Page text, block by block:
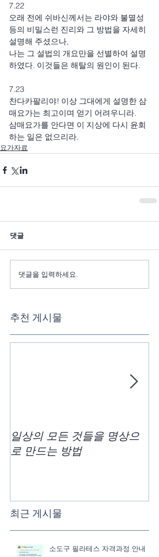
7.22
오래 전에 쉬바신께서는 라야와 불멸성
등의 비밀스런 진리와 그 방법을 자세히
설명해 주셨으나,
나는 그 설법의 개요만을 선별하여 설명
하였다. 이것들은 해탈의 원인이 된다.
7.23
찬다카팔리야! 이상 그대에게 설명한 삼
매요가는 최고이며 얻기 어려우니라.
삼매요가를 안다면 이 지상에 다시 윤회
하는 일은 없으리라.
요가자료
댓글
댓글을 입력하세요.
추천 게시물
일상의 모든 것들을 명상으
로 만드는 방법
최근 게시물
소도구 필라테스 자격과정 안내